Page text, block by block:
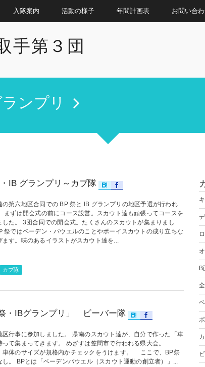
入隊案内 活動の様子 年間計画表 お問い合
手第３団
ンプリ
IB グランプリ～カブ隊
の第六地区合同での BP 祭と IB グランプリの地区予選が行われ
まずは開会式の前にコース設営。スカウト達も頑張ってコースを
した。 3団合同での開会式。たくさんのスカウトが集まりまし
祭ではベーデン・パウエルのことやボーイスカウトの成り立ちな
ます。味のあるイラストがスカウト達を...
カブ隊
祭・IBグランプリ」 ビーバー隊
区行事に参加しました。 県南のスカウト達が、自分で作った「車
って集まってきます。 めざすは笠間市で行われる県大会。
車体のサイズが規格内かチェックをうけます。 ここで、BP祭
し。 BPとは「ベーデンパウエル（スカウト運動の創立者）」...
B